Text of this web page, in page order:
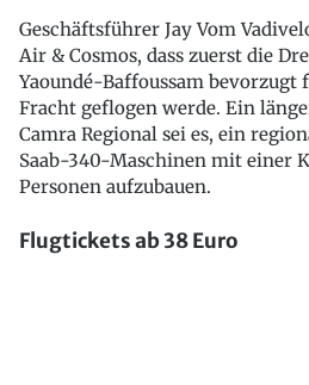
Geschäftsführer Jay Vom
Air & Cosmos, dass zuerst die
Yaoundé-Baffoussam bevorzugt
Fracht geflogen werde. Ein
Camra Regional sei es, ein
Saab-340-Maschinen mit einer
Personen aufzubauen.
Flugtickets ab 38 Euro